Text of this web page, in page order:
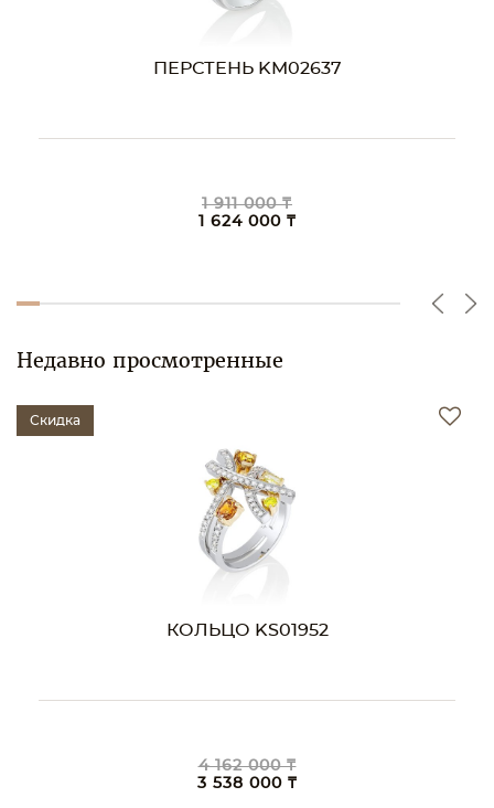
ПЕРСТЕНЬ KM02637
1 911 000 ₸
1 624 000 ₸
Недавно просмотренные
Скидка
КОЛЬЦО KS01952
4 162 000 ₸
3 538 000 ₸